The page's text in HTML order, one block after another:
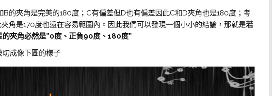
的夾角是完美的180度；C有偏差但D也有偏差因此C和D夾角也是180度；考
角是170度也還在容易範圍內。因此我們可以發現一個小小的結論，那就是若
夾角必然是”0度、正負90度、180度”
成像下圖的樣子